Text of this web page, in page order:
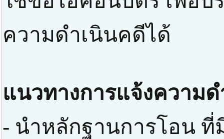
ความดำเนินคดีได้
แนวทางการแจ้งความ
- นำหลักฐานการโอน